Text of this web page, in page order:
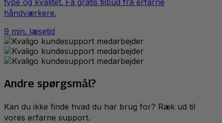
håndværkere.
9 min. læsetid
Andre spørgsmål?
Kan du ikke finde hvad du har brug for? Ræk ud til
vores erfarne support.